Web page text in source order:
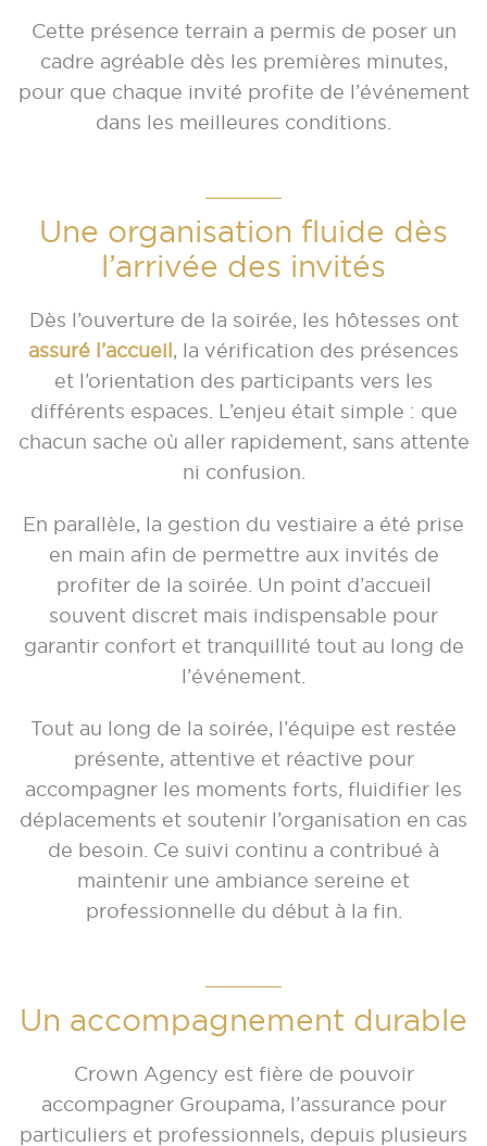
Cette présence terrain a permis de poser un
cadre agréable dès les premières minutes,
pour que chaque invité profite de l’événement
dans les meilleures conditions.
Une organisation fluide dès
l’arrivée des invités
Dès l’ouverture de la soirée, les hôtesses ont
assuré l’accueil , la vérification des présences
et l’orientation des participants vers les
différents espaces. L’enjeu était simple : que
chacun sache où aller rapidement, sans attente
ni confusion.
En parallèle, la gestion du vestiaire a été prise
en main afin de permettre aux invités de
profiter de la soirée. Un point d’accueil
souvent discret mais indispensable pour
garantir confort et tranquillité tout au long de
l’événement.
Tout au long de la soirée, l’équipe est restée
présente, attentive et réactive pour
accompagner les moments forts, fluidifier les
déplacements et soutenir l’organisation en cas
de besoin. Ce suivi continu a contribué à
maintenir une ambiance sereine et
professionnelle du début à la fin.
Un accompagnement durable
Crown Agency est fière de pouvoir
accompagner Groupama, l’assurance pour
particuliers et professionnels, depuis plusieurs